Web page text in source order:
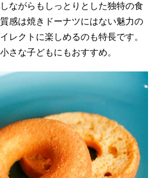
ながらもしっとりとした独特の食
感は焼きドーナツにはない魅力の
レクトに楽しめるのも特長です。
さな子どもにもおすすめ。